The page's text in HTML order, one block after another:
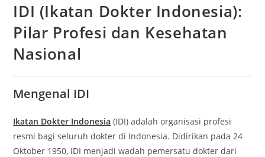
IDI (Ikatan Dokter Indonesia):
Pilar Profesi dan Kesehatan
Nasional
Mengenal IDI
Ikatan Dokter Indonesia (IDI) adalah organisasi profesi
resmi bagi seluruh dokter di Indonesia. Didirikan pada 24
Oktober 1950, IDI menjadi wadah pemersatu dokter dari